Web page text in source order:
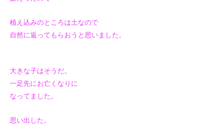
植え込みのところは土なので
自然に返ってもらおうと思いました。
大きな子はそうだ。
一足先にお亡くなりに
なってました。
思い出した。